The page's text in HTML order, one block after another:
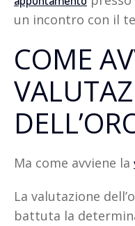
un incontro con il
COME
Ma come avviene la
La valutazione
battuta la